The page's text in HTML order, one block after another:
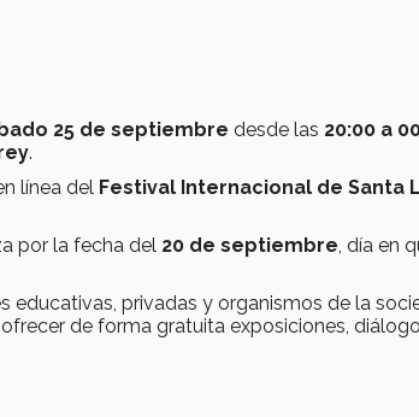
25 de septiembre desde las 20:00 a
.
línea del Festival Internacional de Santa
por la fecha del 20 de septiembre , día en
educativas, privadas y organismos de la
ofrecer de forma gratuita exposiciones,